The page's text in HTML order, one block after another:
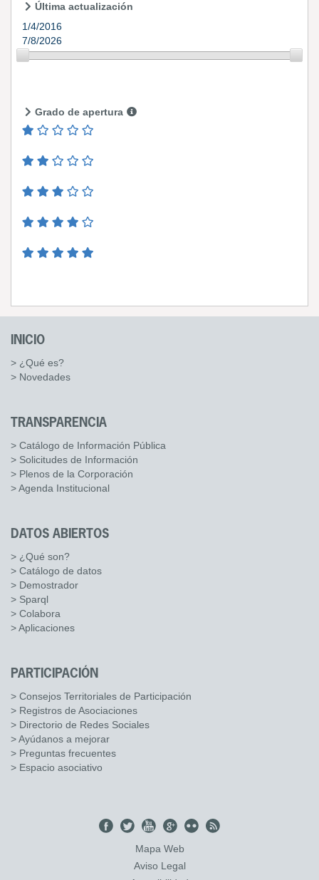
Última actualización
1/4/2016
7/8/2026
Grado de apertura
INICIO
> ¿Qué es?
> Novedades
TRANSPARENCIA
> Catálogo de Información Pública
> Solicitudes de Información
> Plenos de la Corporación
> Agenda Institucional
DATOS ABIERTOS
> ¿Qué son?
> Catálogo de datos
> Demostrador
> Sparql
> Colabora
> Aplicaciones
PARTICIPACIÓN
> Consejos Territoriales de Participación
> Registros de Asociaciones
> Directorio de Redes Sociales
> Ayúdanos a mejorar
> Preguntas frecuentes
> Espacio asociativo
Mapa Web
Aviso Legal